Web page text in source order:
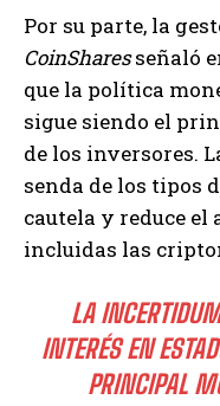
Por su parte, la
CoinSharesseñaló
que la política
sigue siendo el
de los inversores.
senda de los tipos
cautela y reduce
incluidas las
LA
INTERÉS EN
PRINCIPAL